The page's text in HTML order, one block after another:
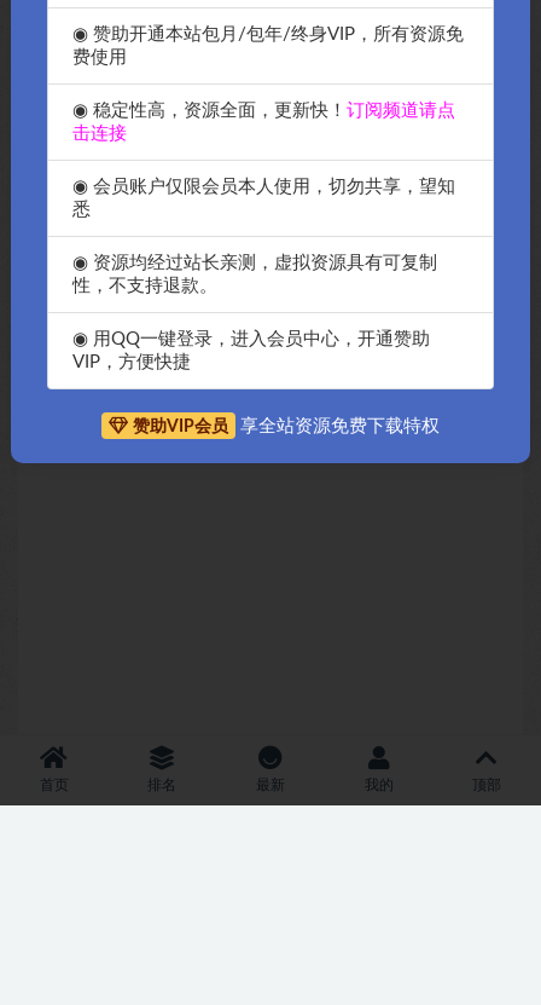
首页 排名 最新 我的 顶部
◉ 赞助开通本站包月/包年/终身VIP，所有资源免
费使用
◉ 稳定性高，资源全面，更新快！订阅频道请点
击连接
◉ 会员账户仅限会员本人使用，切勿共享，望知
悉
◉ 资源均经过站长亲测，虚拟资源具有可复制
性，不支持退款。
◉ 用QQ一键登录，进入会员中心，开通赞助
VIP，方便快捷
赞助VIP会员 享全站资源免费下载特权